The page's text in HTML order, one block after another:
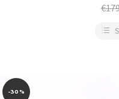
€
-30%